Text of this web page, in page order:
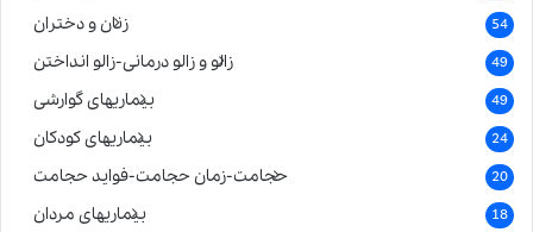
زنان و دختران 54
زالو و زالو درمانی-زالو انداختن 49
بیماریهای گوارشی 49
بیماریهای کودکان 24
حجامت-زمان حجامت-فواید حجامت 20
بیماریهای مردان 18